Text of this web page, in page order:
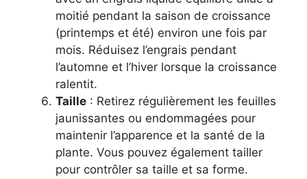
moitié pendant la saison de croissance
(printemps et été) environ une fois par
mois. Réduisez l’engrais pendant
l’automne et l’hiver lorsque la croissance
ralentit.
Taille : Retirez régulièrement les feuilles
jaunissantes ou endommagées pour
maintenir l’apparence et la santé de la
plante. Vous pouvez également tailler
pour contrôler sa taille et sa forme.